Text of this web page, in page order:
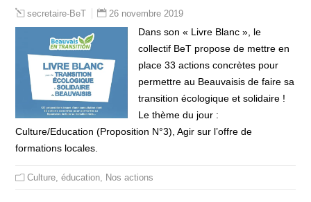
secretaire-BeT 26 novembre 2019
Dans son « Livre Blanc », le
collectif BeT propose de mettre en
place 33 actions concrètes pour
permettre au Beauvaisis de faire sa
transition écologique et solidaire !
Le thème du jour :
Culture/Education (Proposition N°3), Agir sur l’offre de
formations locales.
Culture, éducation Nos actions